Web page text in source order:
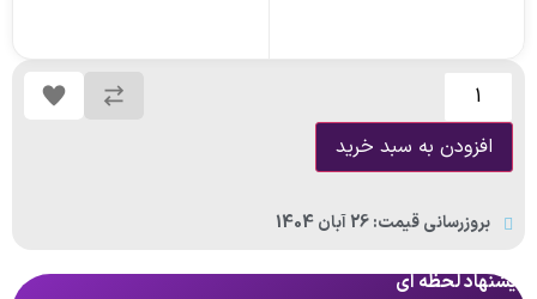
پیشنهاد لحظه ای
افزودن به سبد خرید
بروزرسانی قیمت: 26 آبان 1404